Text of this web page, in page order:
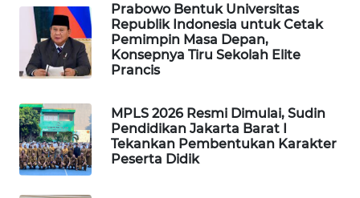
Prabowo Bentuk Universitas
Republik Indonesia untuk Cetak
Pemimpin Masa Depan,
Konsepnya Tiru Sekolah Elite
Prancis
MPLS 2026 Resmi Dimulai, Sudin
Pendidikan Jakarta Barat I
Tekankan Pembentukan Karakter
Peserta Didik
LAPAK
WAHANA
Network
KONSUMEN
LISTRIK